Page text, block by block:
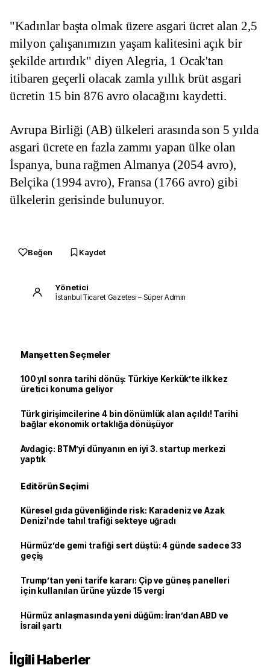
"Kadınlar başta olmak üzere asgari ücret alan 2,5
milyon çalışanımızın yaşam kalitesini açık bir
şekilde artırdık" diyen Alegria, 1 Ocak'tan
itibaren geçerli olacak zamla yıllık brüt asgari
ücretin 15 bin 876 avro olacağını kaydetti.
Avrupa Birliği (AB) ülkeleri arasında son 5 yılda
asgari ücrete en fazla zammı yapan ülke olan
İspanya, buna rağmen Almanya (2054 avro),
Belçika (1994 avro), Fransa (1766 avro) gibi
ülkelerin gerisinde bulunuyor.
Beğen Kaydet
Yönetici
İstanbul Ticaret Gazetesi – Süper Admin
Manşetten Seçmeler
100 yıl sonra tarihi dönüş: Türkiye Kerkük’te ilk kez
üretici konuma geliyor
Türk girişimcilerine 4 bin dönümlük alan açıldı! Tarihi
bağlar ekonomik ortaklığa dönüşüyor
Avdagiç: BTM’yi dünyanın en iyi 3. startup merkezi
yaptık
Editörün Seçimi
Küresel gıda güvenliğinde risk: Karadeniz ve Azak
Denizi'nde tahıl trafiği sekteye uğradı
Hürmüz’de gemi trafiği sert düştü: 4 günde sadece 33
geçiş
Trump’tan yeni tarife kararı: Çip ve güneş panelleri
için kullanılan ürüne yüzde 15 vergi
Hürmüz anlaşmasında yeni düğüm: İran’dan ABD ve
İsrail şartı
İlgili Haberler